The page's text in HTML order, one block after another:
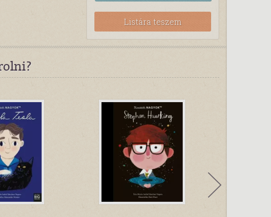
Listára teszem